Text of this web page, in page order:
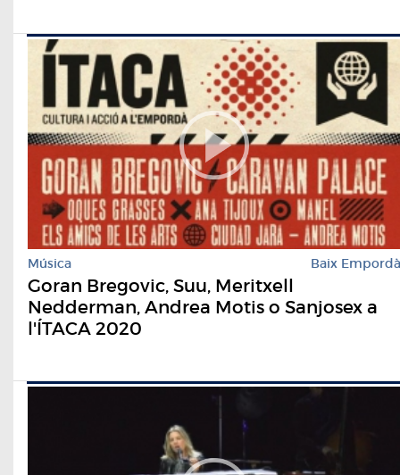
Música Baix Empordà
Goran Bregovic, Suu, Meritxell
Nedderman, Andrea Motis o Sanjosex a
l'ÍTACA 2020